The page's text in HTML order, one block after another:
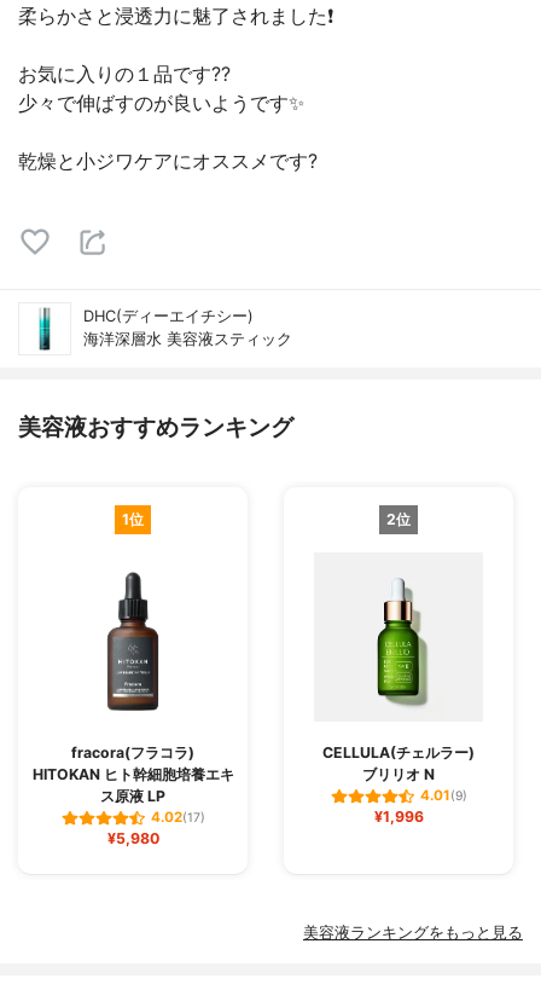
柔らかさと浸透力に魅了されました❗️
お気に入りの１品です??
少々で伸ばすのが良いようです✨
乾燥と小ジワケアにオススメです?
DHC(ディーエイチシー)
海洋深層水 美容液スティック
美容液おすすめランキング
1位
fracora(フラコラ)
HITOKAN ヒト幹細胞培養エキ
ス原液 LP
4.02(17)
¥5,980
2位
CELLULA(チェルラー)
ブリリオ N
4.01(9)
¥1,996
美容液ランキングをもっと見る